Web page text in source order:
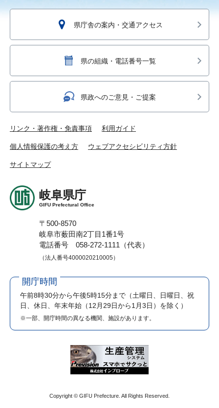
県庁舎の案内・交通アクセス
県の組織・電話番号一覧
県政へのご意見・ご提案
リンク・著作権・免責事項 利用ガイド
個人情報保護の考え方 ウェブアクセシビリティ方針
サイトマップ
岐阜県庁
GIFU Prefectural Office
〒500-8570
岐阜市薮田南2丁目1番1号
電話番号 058-272-1111（代表）
（法人番号4000020210005）
開庁時間
午前8時30分から午後5時15分まで （土曜日、日曜日、祝
日、休日、年末年始（12月29日から1月3日）を除く）
※一部、開庁時間の異なる機関、施設があります。
Copyright © GIFU Prefecture. All Rights Reserved.